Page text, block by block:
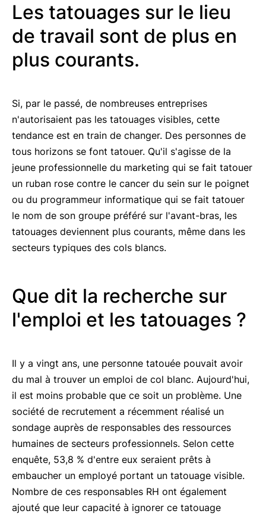
Les tatouages sur le lieu
de travail sont de plus en
plus courants.
Si, par le passé, de nombreuses entreprises
n'autorisaient pas les tatouages visibles, cette
tendance est en train de changer. Des personnes de
tous horizons se font tatouer. Qu'il s'agisse de la
jeune professionnelle du marketing qui se fait tatouer
un ruban rose contre le cancer du sein sur le poignet
ou du programmeur informatique qui se fait tatouer
le nom de son groupe préféré sur l'avant-bras, les
tatouages deviennent plus courants, même dans les
secteurs typiques des cols blancs.
Que dit la recherche sur
l'emploi et les tatouages ?
Il y a vingt ans, une personne tatouée pouvait avoir
du mal à trouver un emploi de col blanc. Aujourd'hui,
il est moins probable que ce soit un problème. Une
société de recrutement a récemment réalisé un
sondage auprès de responsables des ressources
humaines de secteurs professionnels. Selon cette
enquête, 53,8 % d'entre eux seraient prêts à
embaucher un employé portant un tatouage visible.
Nombre de ces responsables RH ont également
ajouté que leur capacité à ignorer ce tatouage